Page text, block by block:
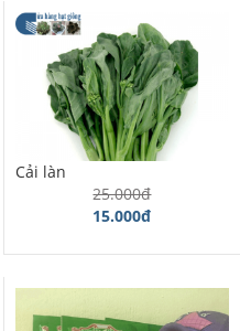
Cải làn
25.000đ
15.000đ